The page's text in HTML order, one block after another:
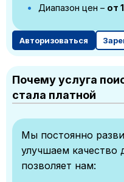
Диапазон цен – от
Авторизоваться
Почему услуга
стала платной
Мы постоянно
улучшаем качество
позволяет нам: